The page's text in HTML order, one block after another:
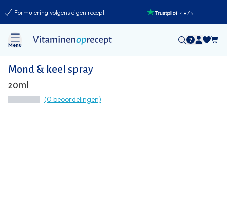
Formulering volgens eigen recept :4.8/5
Menu
Mond & keel spray
20ml
(0 beoordelingen)